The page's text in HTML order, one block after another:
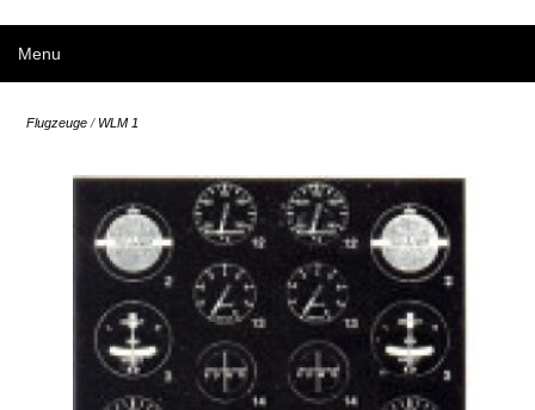
Menu
Flugzeuge / WLM 1